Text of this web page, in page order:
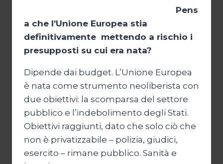
Pens
a che l’Unione Europea stia
definitivamente mettendo a rischio i
presupposti su cui era nata?
Dipende dai budget. L’Unione Europea
è nata come strumento neoliberista con
due obiettivi: la scomparsa del settore
pubblico e l’indebolimento degli Stati.
Obiettivi raggiunti, dato che solo ciò che
non è privatizzabile – polizia, giudici,
esercito – rimane pubblico. Sanità e